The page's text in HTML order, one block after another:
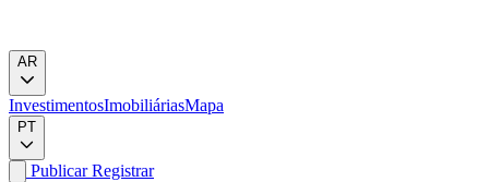
AR
InvestimentosImobiliáriasMapa
PT
PublicarRegistrar